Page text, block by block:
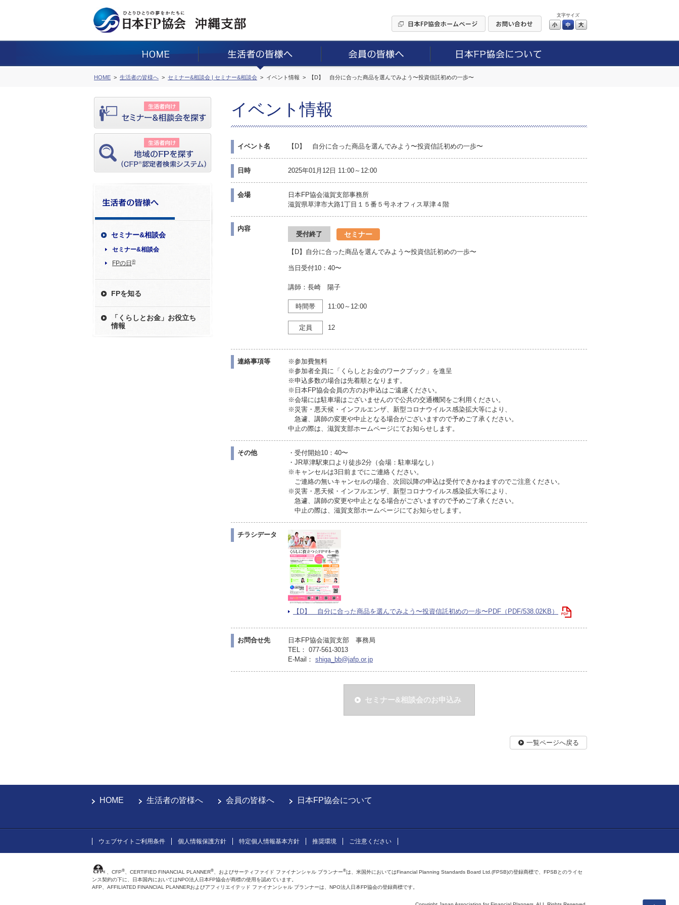
文字サイズ
小 中
HOME 生活者の皆様へ セミナー&相談会 | セミナー&相談会 イベント情報 【D】 自分に合った商品を選んでみよう〜投資信託初めの一歩〜
セミナー&相談会
セミナー&相談会
FPの日 ®
FPを知る
「くらしとお金」お役立ち
情報
イベント情報
イベント名 【D】 自分に合った商品を選んでみよう〜投資信託初めの一歩〜
日時 2025年01月12日 11:00～12:00
会場
日本FP協会滋賀支部事務所
滋賀県草津市大路1丁目１５番５号ネオフィス草津４階
内容
受付終了 セミナー
【D】自分に合った商品を選んでみよう〜投資信託初めの一歩〜
当日受付10：40〜
講師：長崎 陽子
時間帯 11:00～12:00
定員 12
連絡事項等
※参加費無料
※参加者全員に「くらしとお金のワークブック」を進呈
※申込多数の場合は先着順となります。
※日本FP協会会員の方のお申込はご遠慮ください。
※会場には駐車場はございませんので公共の交通機関をご利用ください。
※災害・悪天候・インフルエンザ、新型コロナウイルス感染拡大等により、
急遽、講師の変更や中止となる場合がございますので予めご了承ください。
中止の際は、滋賀支部ホームページにてお知らせします。
その他
・受付開始10：40〜
・JR草津駅東口より徒歩2分（会場：駐車場なし）
※キャンセルは3日前までにご連絡ください。
ご連絡の無いキャンセルの場合、次回以降の申込は受付できかねますのでご注意ください。
※災害・悪天候・インフルエンザ、新型コロナウイルス感染拡大等により、
急遽、講師の変更や中止となる場合がございますので予めご了承ください。
中止の際は、滋賀支部ホームページにてお知らせします。
チラシデータ
【D】 自分に合った商品を選んでみよう〜投資信託初めの一歩〜PDF（PDF/538.02KB）
お問合せ先
日本FP協会滋賀支部 事務局
TEL： 077-561-3013
E-Mail： shiga_bb@jafp.or.jp
セミナー&相談会のお申込み
一覧ページへ戻る
HOME 生活者の皆様へ 会員の皆様へ 日本FP協会について
ウェブサイトご利用条件 個人情報保護方針 特定個人情報基本方針 推奨環境 ご注意ください
、CFP® 、CERTIFIED FINANCIAL PLANNER® 、およびサーティファイド ファイナンシャル プランナー®は、米国外においてはFinancial Planning Standards Board Ltd.(FPSB)の登録商標で、FPSBとのライセ
ンス契約の下に、日本国内においてはNPO法人日本FP協会が商標の使用を認めています。
AFP、AFFILIATED FINANCIAL PLANNERおよびアフィリエイテッド ファイナンシャル プランナーは、NPO法人日本FP協会の登録商標です。